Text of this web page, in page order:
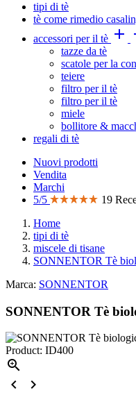
tipi di tè
tè come rimedio
accessori per il tè 
tazze da tè
scatole per la
teiere
filtro per il tè
filtro per il tè
miele
bollitore &
regali di tè
Nuovi prodotti
Vendita
Marchi
5/5
19
Home
tipi di tè
miscele di tisane
SONNENTOR Tè
Marca: SONNENTOR
SONNENTOR Tè
Product: ID400


